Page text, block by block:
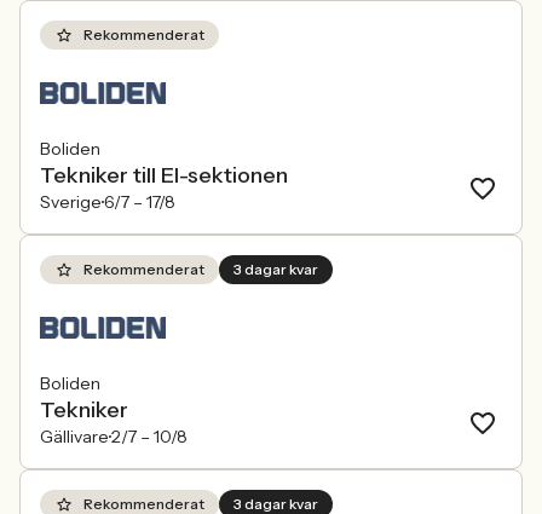
Rekommenderat
Boliden
Tekniker till El-sektionen
Sverige6/7 – 17/8
Rekommenderat 3 dagar kvar
Boliden
Tekniker
Gällivare2/7 – 10/8
Rekommenderat 3 dagar kvar